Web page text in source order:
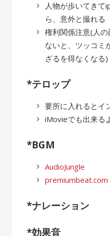
人物が歩いてきて
ら、意外と撮れる
権利関係注意(人
ないと、ツッコミ
ざるを得なくなる)
*テロップ
要所に入れるとイ
iMovieでも出来る
*BGM
AudioJungle
premiumbeat.com
*ナレーション
*効果音